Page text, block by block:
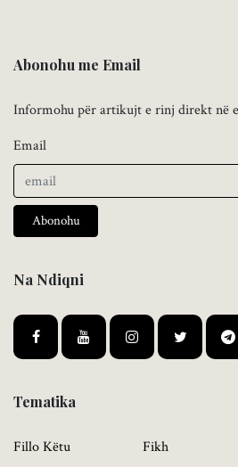
Abonohu me Email
Informohu për artikujt e rinj direkt në
Email
Abonohu
Na Ndiqni
Tematika
Fillo Këtu
Fikh